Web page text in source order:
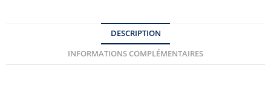
DESCRIPTION
INFORMATIONS COMPLÉMENTAIRES